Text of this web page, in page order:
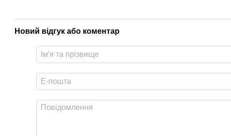
Новий відгук або коментар